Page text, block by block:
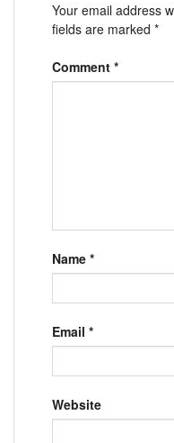
Your email address
fields are marked *
Comment *
Name *
Email *
Website